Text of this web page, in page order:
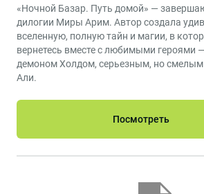
«Ночной Базар. Путь домой» —
дилогии Миры Арим. Автор создала
вселенную, полную тайн и магии, в
вернетесь вместе с любимыми героями
демоном Холдом, серьезным, но
Али.
Посмотреть